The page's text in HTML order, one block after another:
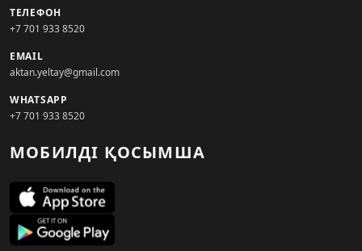
ТЕЛЕФОН
+7 701 933 8520
EMAIL
aktan.yeltay@gmail.com
WHATSAPP
+7 701 933 8520
МОБИЛДІ ҚОСЫМША